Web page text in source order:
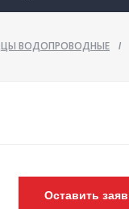
ВОДОПРОВОДНЫЕ /
Оставить